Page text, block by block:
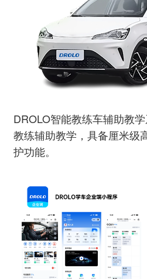
DROLO智能教练车辅助教
教练辅助教学，具备厘米级
护功能。